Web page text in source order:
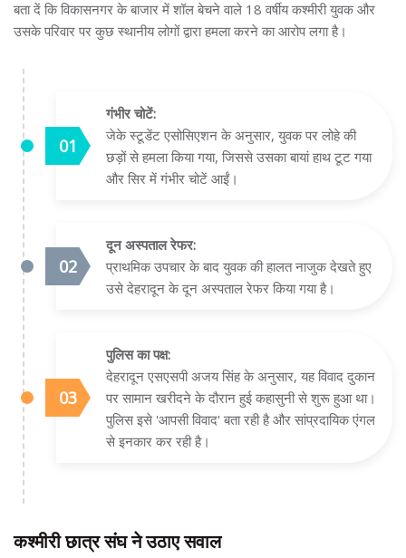
बता दें कि विकासनगर के बाजार में शॉल बेचने वाले 18 वर्षीय कश्मीरी युवक और
उसके परिवार पर कुछ स्थानीय लोगों द्वारा हमला करने का आरोप लगा है।
गंभीर चोटें:
जेके स्टूडेंट एसोसिएशन के अनुसार, युवक पर लोहे की
छड़ों से हमला किया गया, जिससे उसका बायां हाथ टूट गया
और सिर में गंभीर चोटें आईं।
दून अस्पताल रेफर:
प्राथमिक उपचार के बाद युवक की हालत नाजुक देखते हुए
उसे देहरादून के दून अस्पताल रेफर किया गया है।
पुलिस का पक्ष:
देहरादून एसएसपी अजय सिंह के अनुसार, यह विवाद दुकान
पर सामान खरीदने के दौरान हुई कहासुनी से शुरू हुआ था।
पुलिस इसे 'आपसी विवाद' बता रही है और सांप्रदायिक एंगल
से इनकार कर रही है।
कश्मीरी छात्र संघ ने उठाए सवाल